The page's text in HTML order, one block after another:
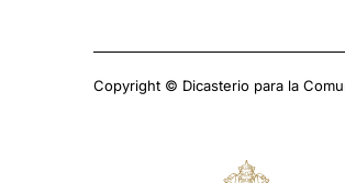
Copyright © Dicasterio para la